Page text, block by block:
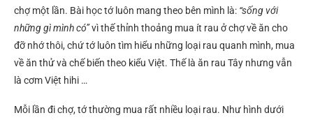
chợ một lần. Bài học tớ luôn mang theo bên mình là: “sống với
những gì mình có”vì thế thỉnh thoảng mua ít rau ở chợ về ăn cho
đỡ nhớ thôi, chứ tớ luôn tìm hiểu những loại rau quanh mình, mua
về ăn thử và chế biến theo kiểu Việt. Thế là ăn rau Tây nhưng vẫn
là cơm Việt hihi …
Mỗi lần đi chợ, tớ thường mua rất nhiều loại rau. Như hình dưới